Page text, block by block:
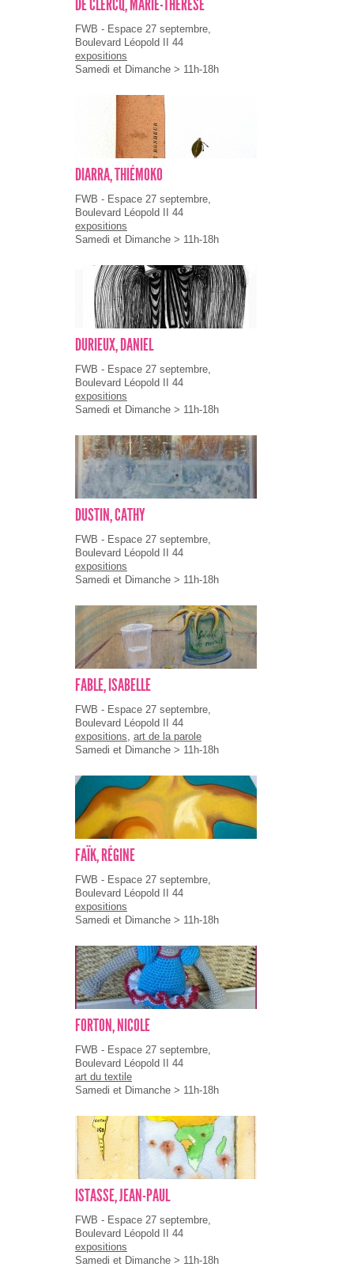
DE CLERCQ, MARIE-THÉRÈSE
FWB - Espace 27 septembre,
Boulevard Léopold II 44
expositions
Samedi et Dimanche > 11h-18h
DIARRA, THIÉMOKO
FWB - Espace 27 septembre,
Boulevard Léopold II 44
expositions
Samedi et Dimanche > 11h-18h
DURIEUX, DANIEL
FWB - Espace 27 septembre,
Boulevard Léopold II 44
expositions
Samedi et Dimanche > 11h-18h
DUSTIN, CATHY
FWB - Espace 27 septembre,
Boulevard Léopold II 44
expositions
Samedi et Dimanche > 11h-18h
FABLE, ISABELLE
FWB - Espace 27 septembre,
Boulevard Léopold II 44
expositions, art de la parole
Samedi et Dimanche > 11h-18h
FAÏK, RÉGINE
FWB - Espace 27 septembre,
Boulevard Léopold II 44
expositions
Samedi et Dimanche > 11h-18h
FORTON, NICOLE
FWB - Espace 27 septembre,
Boulevard Léopold II 44
art du textile
Samedi et Dimanche > 11h-18h
ISTASSE, JEAN-PAUL
FWB - Espace 27 septembre,
Boulevard Léopold II 44
expositions
Samedi et Dimanche > 11h-18h